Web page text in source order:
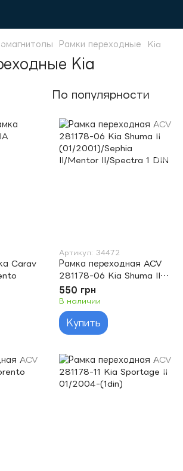
Рамки переходные Kia
Kia
По популярности
Carav
Артикул: 34472
Рамка переходная ACV
281178-06 Kia Shuma II
(01/2001)/Sephia
II/Mentor II/Spectra 1 DIN
550 грн
В наличии
Купить